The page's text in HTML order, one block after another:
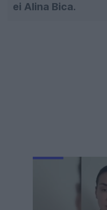
ei Alina Bica.